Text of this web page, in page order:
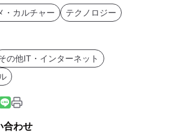
・カルチャー
テクノロジー
の他IT・インターネット
合わせ